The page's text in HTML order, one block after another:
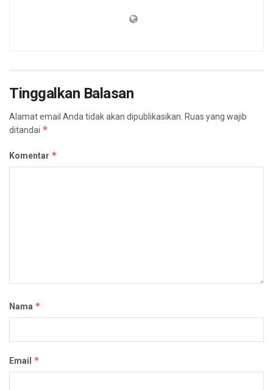
Tinggalkan Balasan
Alamat email Anda tidak akan dipublikasikan. Ruas yang wajib
ditandai *
Komentar *
Nama *
Email *